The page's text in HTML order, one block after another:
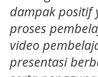
dampak positif
proses
video
presentasi